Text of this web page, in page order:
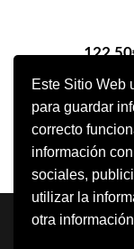
Este Sitio Web
para guardar
correcto
información
sociales,
utilizar la
otra
122,50
AÑADIR AL
Neve |